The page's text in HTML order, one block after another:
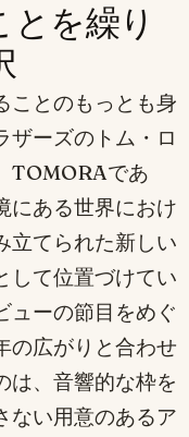
を繰り
ことのもっとも身
ザーズのトム・ロ
TOMORAであ
にある世界におけ
立てられた新しい
して位置づけてい
ューの節目をめぐ
の広がりと合わせ
は、音響的な枠を
ない用意のあるア